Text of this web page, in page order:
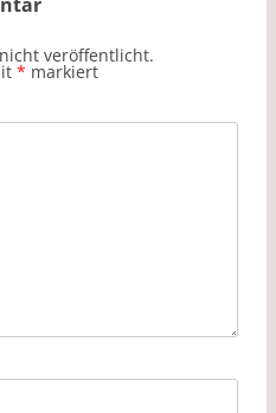
veröffentlicht.
* markiert